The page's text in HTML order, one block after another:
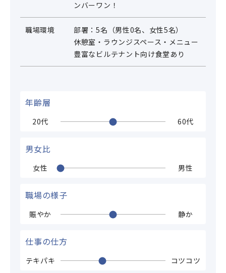
ンバーワン！
職場環境
部署：5名（男性0名、女性5名）
休憩室・ラウンジスペース・メニュー
豊富なビルテナント向け食堂あり
年齢層
20代 60代
男女比
女性 男性
職場の様子
賑やか 静か
仕事の仕方
テキパキ コツコツ